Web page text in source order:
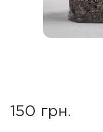
150 грн.